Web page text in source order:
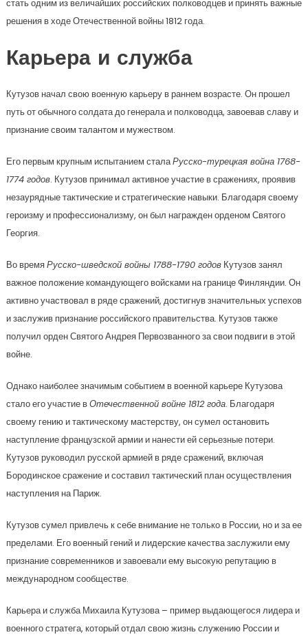
стать одним из величайших российских полководцев и принять важные
решения в ходе Отечественной войны 1812 года.
Карьера и служба
Кутузов начал свою военную карьеру в раннем возрасте. Он прошел
путь от обычного солдата до генерала и полководца, завоевав славу и
признание своим талантом и мужеством.
Его первым крупным испытанием сталаРусско-турецкая война 1768-
1774 годов. Кутузов принимал активное участие в сражениях, проявив
незаурядные тактические и стратегические навыки. Благодаря своему
героизму и профессионализму, он был награжден орденом Святого
Георгия.
Во времяРусско-шведской войны 1788-1790 годовКутузов занял
важное положение командующего войсками на границе Финляндии. Он
активно участвовал в ряде сражений, достигнув значительных успехов
и заслужив признание российского правительства. Кутузов также
получил орден Святого Андрея Первозванного за свои подвиги в этой
войне.
Однако наиболее значимым событием в военной карьере Кутузова
стало его участие вОтечественной войне 1812 года. Благодаря
своему гению и тактическому мастерству, он сумел остановить
наступление французской армии и нанести ей серьезные потери.
Кутузов руководил русской армией в ряде сражений, включая
Бородинское сражение и составил тактический план осуществления
наступления на Париж.
Кутузов сумел привлечь к себе внимание не только в России, но и за ее
пределами. Его военный гений и лидерские качества заслужили ему
признание современников и завоевали ему высокую репутацию в
международном сообществе.
Карьера и служба Михаила Кутузова – пример выдающегося лидера и
военного стратега, который отдал свою жизнь служению России и